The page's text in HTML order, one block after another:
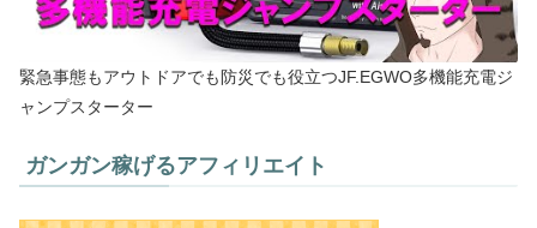
緊急事態もアウトドアでも防災でも役立つJF.EGWO多機能充電ジ
ャンプスターター
ガンガン稼げるアフィリエイト